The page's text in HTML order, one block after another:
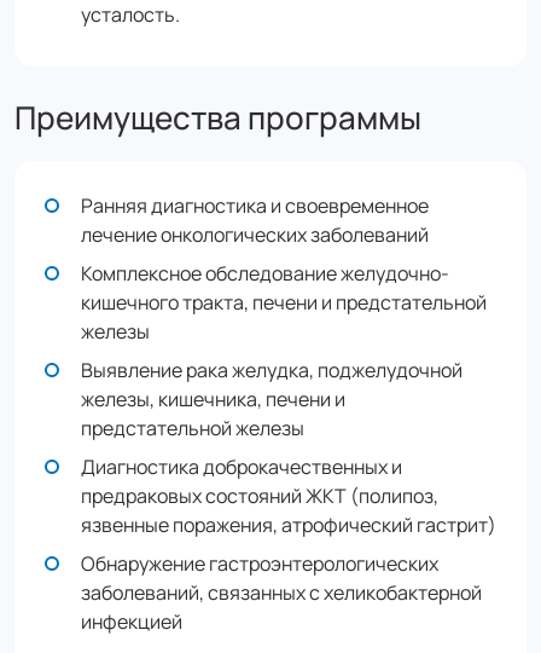
усталость.
Преимущества программы
Ранняя диагностика и своевременное
лечение онкологических заболеваний
Комплексное обследование желудочно-
кишечного тракта, печени и предстательной
железы
Выявление рака желудка, поджелудочной
железы, кишечника, печени и
предстательной железы
Диагностика доброкачественных и
предраковых состояний ЖКТ (полипоз,
язвенные поражения, атрофический гастрит)
Обнаружение гастроэнтерологических
заболеваний, связанных с хеликобактерной
инфекцией